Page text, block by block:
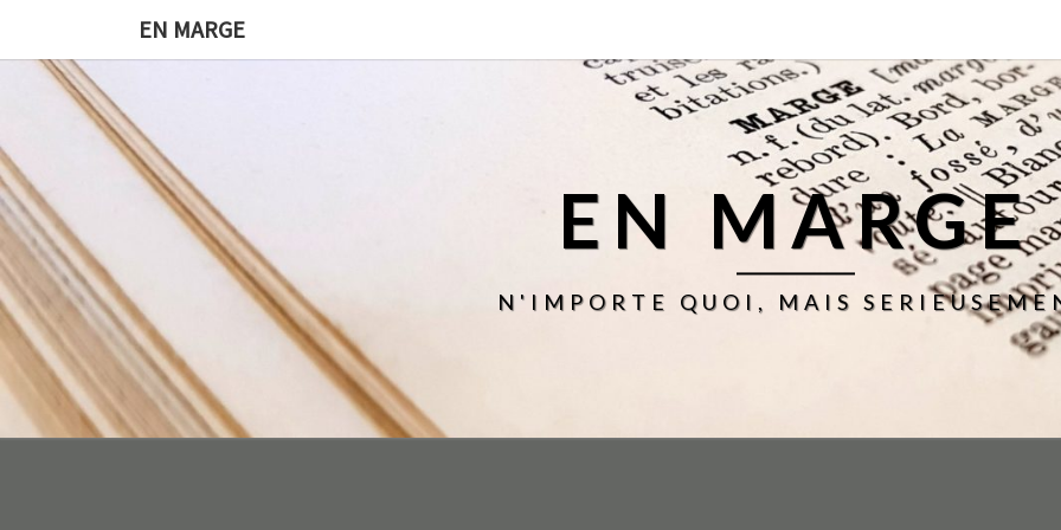
EN MARGE
EN MARGE
N'IMPORTE QUOI, MAIS